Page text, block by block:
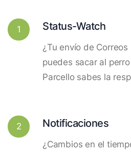
1 Status-Watch
¿Tu envío de
puedes sacar al
Parcello sabes la
2 Notificaciones
¿Cambios en el